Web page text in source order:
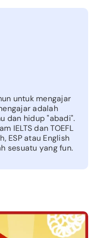
untuk mengajar
adalah
dan hidup "abadi".
IELTS dan TOEFL
ESP atau English
sesuatu yang fun.